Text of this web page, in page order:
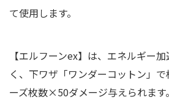
て使用します。
【エルフーンex】は、エネルギー
く、下ワザ「ワンダーコットン」
ーズ枚数×50ダメージ与えられます。